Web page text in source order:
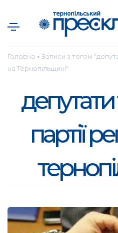
Головна ● Записи з тегом
на Тернопільщині"
депутати
партії